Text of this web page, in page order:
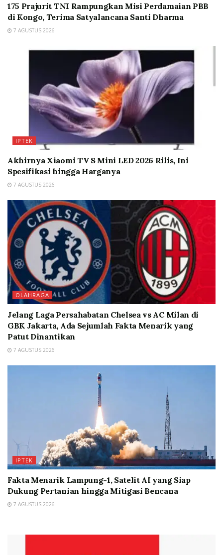
175 Prajurit TNI Rampungkan Misi Perdamaian PBB
di Kongo, Terima Satyalancana Santi Dharma
7 AGUSTUS 2026
IPTEK
Akhirnya Xiaomi TV S Mini LED 2026 Rilis, Ini
Spesifikasi hingga Harganya
7 AGUSTUS 2026
OLAHRAGA
Jelang Laga Persahabatan Chelsea vs AC Milan di
GBK Jakarta, Ada Sejumlah Fakta Menarik yang
Patut Dinantikan
7 AGUSTUS 2026
IPTEK
Fakta Menarik Lampung-1, Satelit AI yang Siap
Dukung Pertanian hingga Mitigasi Bencana
7 AGUSTUS 2026